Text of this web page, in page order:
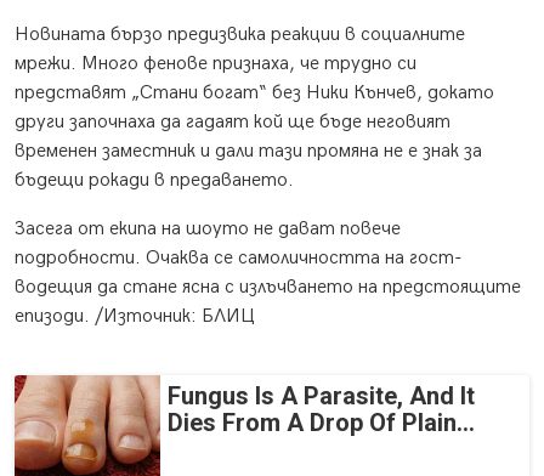
Новината бързо предизвика реакции в социалните
мрежи. Много фенове признаха, че трудно си
представят „Стани богат“ без Ники Кънчев, докато
други започнаха да гадаят кой ще бъде неговият
временен заместник и дали тази промяна не е знак за
бъдещи рокади в предаването.
Засега от екипа на шоуто не дават повече
подробности. Очаква се самоличността на гост-
водещия да стане ясна с излъчването на предстоящите
епизоди. /Източник: БЛИЦ
Fungus Is A Parasite, And It
Dies From A Drop Of Plain...